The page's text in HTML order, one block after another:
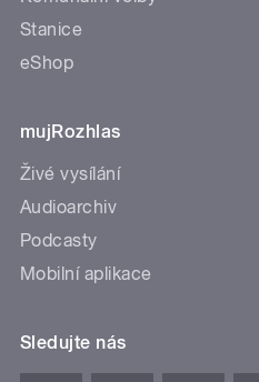
Stanice
eShop
mujRozhlas
Živé vysílání
Audioarchiv
Podcasty
Mobilní aplikace
Sledujte nás